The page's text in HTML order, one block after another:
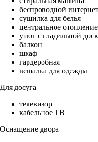
беспроводной
сушилка для белья
центральное отопление
утюг с гладильной
балкон
шкаф
гардеробная
вешалка для одежды
Для досуга
телевизор
кабельное ТВ
Оснащение двора